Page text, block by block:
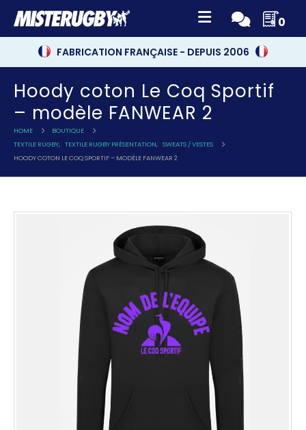
0
FABRICATION FRANÇAISE - DEPUIS 2006
Hoody coton Le Coq Sportif
– modèle FANWEAR 2
HOME
BOUTIQUE
TEXTILE RUGBY, TEXTILE RUGBY PRÉSENTATION, SWEATS / VESTES
HOODY COTON LE COQ SPORTIF – MODÈLE FANWEAR 2